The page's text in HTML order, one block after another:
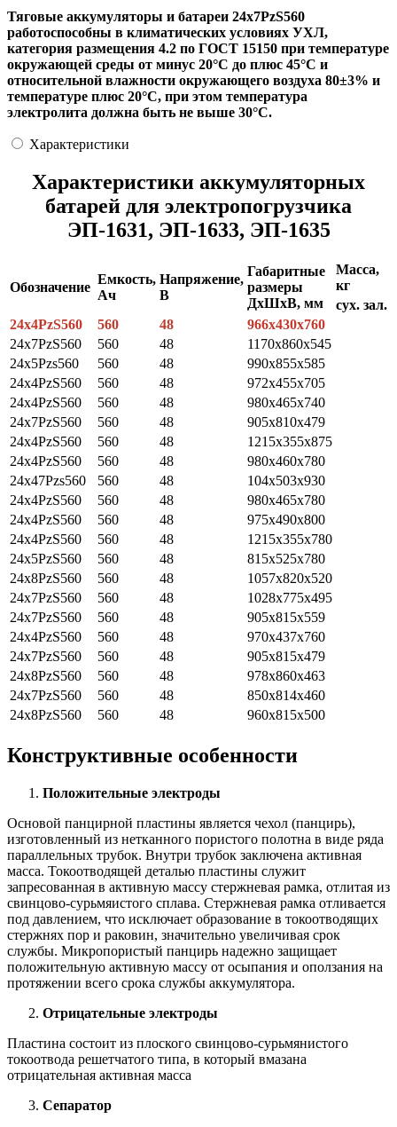
Тяговые аккумуляторы и батареи 24х7PzS560
работоспособны в климатических условиях УХЛ,
категория размещения 4.2 по ГОСТ 15150 при температуре
окружающей среды от минус 20°С до плюс 45°С и
относительной влажности окружающего воздуха 80±3% и
температуре плюс 20°С, при этом температура
электролита должна быть не выше 30°С.
Характеристики
Характеристики аккумуляторных
батарей для электропогрузчика
ЭП-1631, ЭП-1633, ЭП-1635
Обозначение
Емкость,
Ач
Напряжение,
В
Габаритные
размеры
ДхШхВ, мм
Масса,
кг
сух. зал.
24х4PzS560
560 48
966x430x760
24x7PzS560
560 48
1170x860x545
24x5Pzs560
560 48
990x855x585
24x4PzS560
560 48
972x455x705
24x4PzS560
560 48
980x465x740
24x7PzS560
560 48
905x810x479
24x4PzS560
560 48
1215x355x875
24x4PzS560
560 48
980x460x780
24x47Pzs560
560 48
104x503x930
24x4PzS560
560 48
980x465x780
24x4PzS560
560 48
975x490x800
24x4PzS560
560 48
1215x355x780
24x5PzS560
560 48
815x525x780
24x8PzS560
560 48
1057x820x520
24x7PzS560
560 48
1028x775x495
24x7PzS560
560 48
905x815x559
24x4PzS560
560 48
970x437x760
24x7PzS560
560 48
905x815x479
24x8PzS560
560 48
978x860x463
24x7PzS560
560 48
850x814x460
24x8PzS560
560 48 960x815x500
Конструктивные особенности
Положительные электроды
Основой панцирной пластины является чехол (панцирь),
изготовленный из нетканного пористого полотна в виде ряда
параллельных трубок. Внутри трубок заключена активная
масса. Токоотводящей деталью пластины служит
запресованная в активную массу стержневая рамка, отлитая из
свинцово-сурьмяистого сплава. Стержневая рамка отливается
под давлением, что исключает образование в токоотводящих
стержнях пор и раковин, значительно увеличивая срок
службы. Микропористый панцирь надежно защищает
положительную активную массу от осыпания и оползания на
протяжении всего срока службы аккумулятора.
Отрицательные электроды
Пластина состоит из плоского свинцово-сурьмянистого
токоотвода решетчатого типа, в который вмазана
отрицательная активная масса
Сепаратор